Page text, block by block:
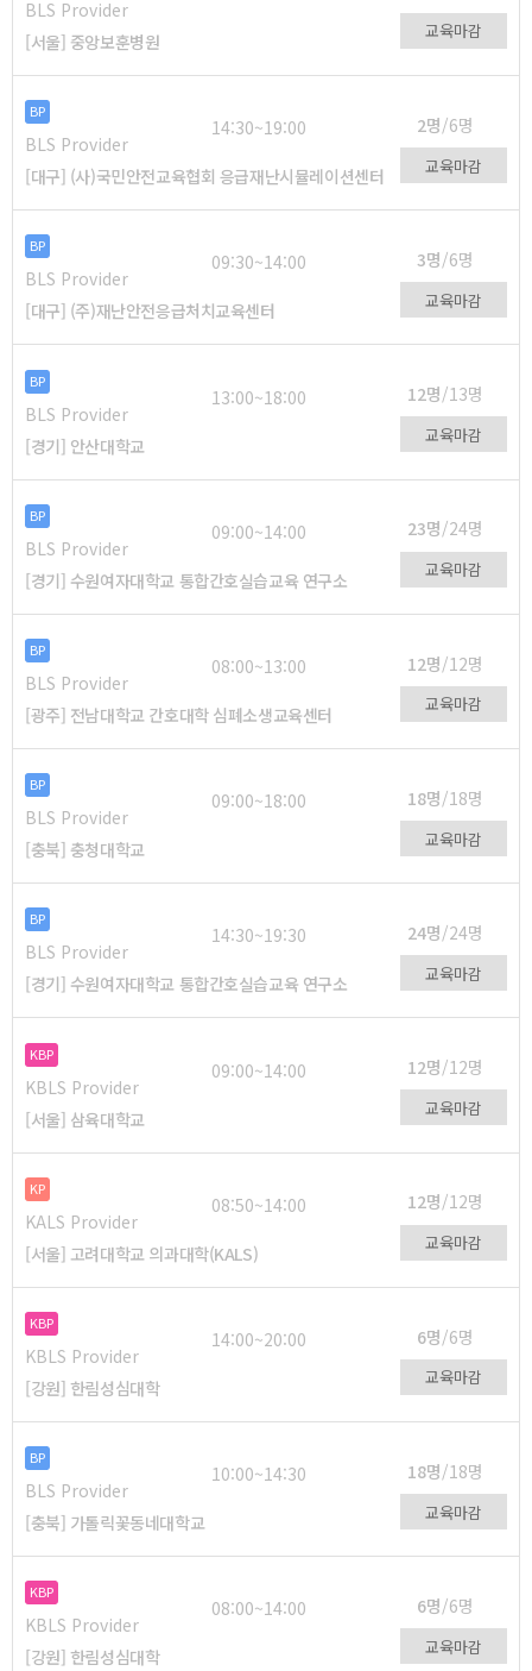
BLS Provider
[서울] 중앙보훈병원 교육마감
BP
BLS Provider
14:30~19:00 2명/6명
[대구] (사)국민안전교육협회 응급재난시뮬레이션센터 교육마감
BP
BLS Provider
09:30~14:00 3명/6명
[대구] (주)재난안전응급처치교육센터 교육마감
BP
BLS Provider
13:00~18:00 12명/13명
[경기] 안산대학교 교육마감
BP
BLS Provider
09:00~14:00 23명/24명
[경기] 수원여자대학교 통합간호실습교육 연구소 교육마감
BP
BLS Provider
08:00~13:00 12명/12명
[광주] 전남대학교 간호대학 심폐소생교육센터 교육마감
BP
BLS Provider
09:00~18:00 18명/18명
[충북] 충청대학교 교육마감
BP
BLS Provider
14:30~19:30 24명/24명
[경기] 수원여자대학교 통합간호실습교육 연구소 교육마감
KBP
KBLS Provider
09:00~14:00 12명/12명
[서울] 삼육대학교 교육마감
KP
KALS Provider
08:50~14:00 12명/12명
[서울] 고려대학교 의과대학(KALS) 교육마감
KBP
KBLS Provider
14:00~20:00 6명/6명
[강원] 한림성심대학 교육마감
BP
BLS Provider
10:00~14:30 18명/18명
[충북] 가톨릭꽃동네대학교 교육마감
KBP
KBLS Provider
08:00~14:00 6명/6명
[강원] 한림성심대학 교육마감